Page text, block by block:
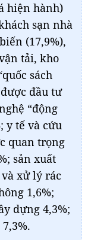
hiện hành)
sạn nhà
(17,9%),
tải, kho
sách
đầu tư
“động
y tế và cứu
quan trọng
sản xuất
xử lý rác
1,6%;
dựng 4,3%;